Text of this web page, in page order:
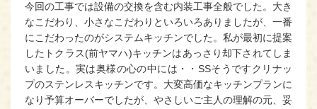
今回の工事では設備の交換を含む内装工事全般でした。大き
なこだわり、小さなこだわりといろいろありましたが、一番
にこだわったのがシステムキッチンでした。私が最初に提案
したトクラス(前ヤマハ)キッチンはあっさり却下されてしま
いました。実は奥様の心の中には・・SSそうですクリナッ
プのステンレスキッチンです。大変高価なキッチンプランに
なり予算オーバーでしたが、やさしいご主人の理解の元、妥